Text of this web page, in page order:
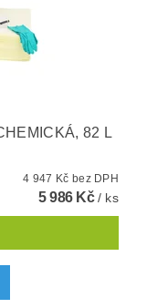
82 L
4 947 Kč bez DPH
5 986 Kč/ ks